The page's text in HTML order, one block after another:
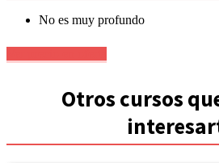
No es muy profundo
Otros cursos